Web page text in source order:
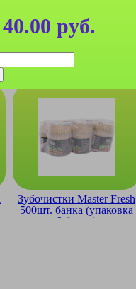
40.00 руб.
Зубная щетка Farres
№YS0021 мягкая
Зубочистки Master Fresh
500шт. банка (упаковка
6 банок)